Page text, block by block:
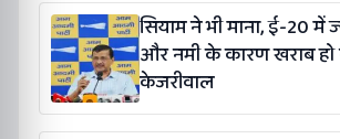
सियाम ने भी माना, ई-20 में
और नमी के कारण खराब हो
केजरीवाल